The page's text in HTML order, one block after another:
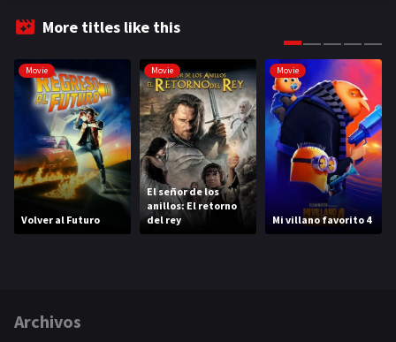
More titles like this
Movie
Volver al Futuro
Movie
El señor de los
anillos: El retorno
del rey
Movie
Mi villano favorito 4
Archivos